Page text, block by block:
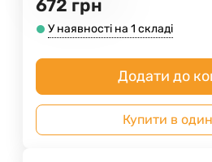
672 грн
У наявності на 1 складі
Додати до
Купити в один